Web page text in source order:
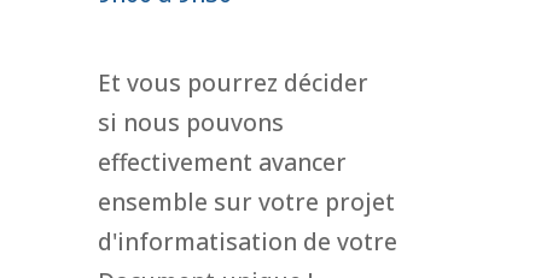
Et vous pourrez décider
si nous pouvons
effectivement avancer
ensemble sur votre projet
d'informatisation de votre